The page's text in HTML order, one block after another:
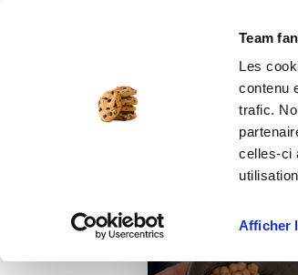
Team
Les
contenu
trafic.
celles-ci
Afficher